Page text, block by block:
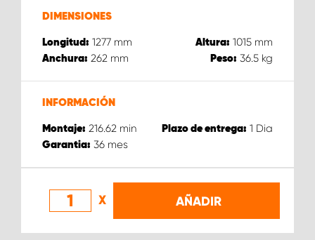
DIMENSIONES
Longitud: 1277 mm Altura: 1015 mm
Anchura: 262 mm Peso: 36.5 kg
INFORMACIÓN
Montaje: 216.62 min Plazo de entrega: 1 Dia
Garantia: 36 mes
X AÑADIR